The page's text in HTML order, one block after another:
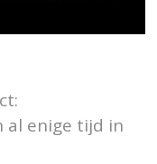
al enige tijd in